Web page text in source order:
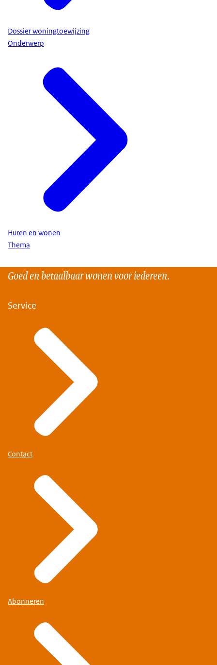
Dossier woningtoewijzing
Onderwerp
Huren en wonen
Thema
Goed en betaalbaar wonen voor iedereen.
Service
Contact
Abonneren